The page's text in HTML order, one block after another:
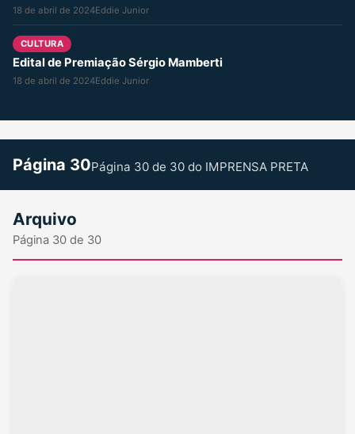
18 de abril de 2024Eddie Junior
CULTURA
Edital de Premiação Sérgio Mamberti
18 de abril de 2024Eddie Junior
Página 30Página 30 de 30 do IMPRENSA PRETA
Arquivo
Página 30 de 30